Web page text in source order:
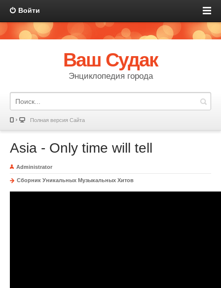
Войти
Ваш Судак
Энциклопедия города
Полная версия Сайта
Asia - Only time will tell
Administrator
Сборник Уникальных Музыкальных Хитов